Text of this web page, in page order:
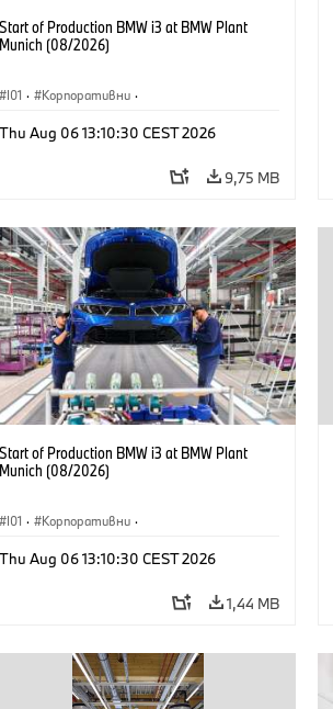
Start of Production BMW i3 at BMW Plant
Munich (08/2026)
I01 · Корпоративни ·
Локации
Thu Aug 06 13:10:30 CEST 2026
9,75 MB
Start of Production BMW i3 at BMW Plant
Munich (08/2026)
I01 · Корпоративни ·
Локации
Thu Aug 06 13:10:30 CEST 2026
1,44 MB